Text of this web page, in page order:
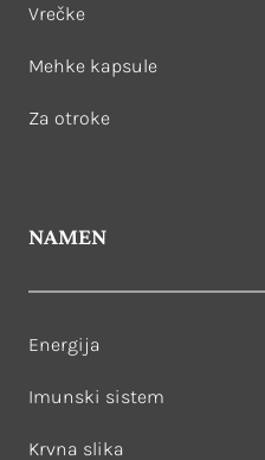
Vrečke
Mehke kapsule
Za otroke
NAMEN
Energija
Imunski sistem
Krvna slika